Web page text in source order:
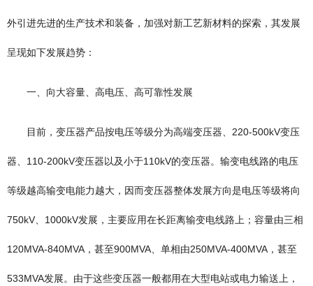
外引进先进的生产技术和装备，加强对新工艺新材料的探索，其发展
呈现如下发展趋势：
一、向大容量、高电压、高可靠性发展
目前，变压器产品按电压等级分为高端变压器、220-500kV变压
器、110-200kV变压器以及小于110kV的变压器。输变电线路的电压
等级越高输变电能力越大，因而变压器整体发展方向是电压等级将向
750kV、1000kV发展，主要应用在长距离输变电线路上；容量由三相
120MVA-840MVA，甚至900MVA、单相由250MVA-400MVA，甚至
533MVA发展。由于这些变压器一般都用在大型电站或电力输送上，